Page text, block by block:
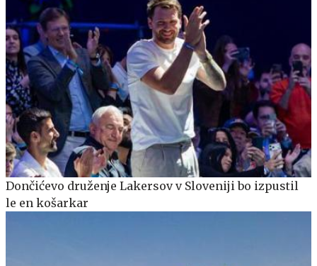
Dončićevo druženje Lakersov v Sloveniji bo izpustil
le en košarkar